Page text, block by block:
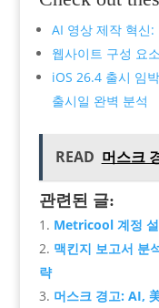
AI 영상 제작 혁신:
웹사이트 구성 요
iOS 26.4 출시 임
출시일 완벽 분석
READ 머스크
관련된 글:
Metricool 계정
맥킨지 보고서 분
략
머스크 경고: AI,